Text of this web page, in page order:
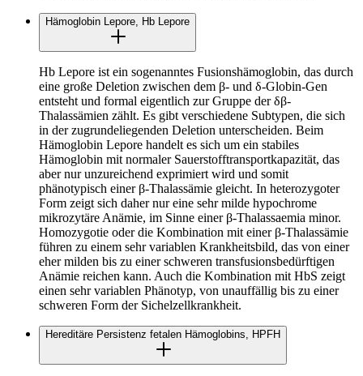
Hämoglobin Lepore, Hb Lepore
Hb Lepore ist ein sogenanntes Fusionshämoglobin, das durch
eine große Deletion zwischen dem β- und δ-Globin-Gen
entsteht und formal eigentlich zur Gruppe der δβ-
Thalassämien zählt. Es gibt verschiedene Subtypen, die sich
in der zugrundeliegenden Deletion unterscheiden. Beim
Hämoglobin Lepore handelt es sich um ein stabiles
Hämoglobin mit normaler Sauerstofftransportkapazität, das
aber nur unzureichend exprimiert wird und somit
phänotypisch einer β-Thalassämie gleicht. In heterozygoter
Form zeigt sich daher nur eine sehr milde hypochrome
mikrozytäre Anämie, im Sinne einer β-Thalassaemia minor.
Homozygotie oder die Kombination mit einer β-Thalassämie
führen zu einem sehr variablen Krankheitsbild, das von einer
eher milden bis zu einer schweren transfusionsbedürftigen
Anämie reichen kann. Auch die Kombination mit HbS zeigt
einen sehr variablen Phänotyp, von unauffällig bis zu einer
schweren Form der Sichelzellkrankheit.
Hereditäre Persistenz fetalen Hämoglobins, HPFH